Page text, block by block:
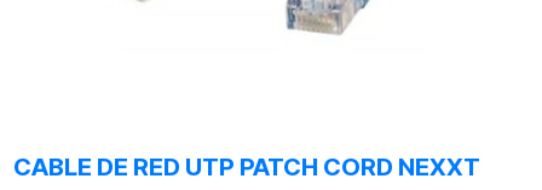
CABLE DE RED UTP PATCH CORD NEXXT